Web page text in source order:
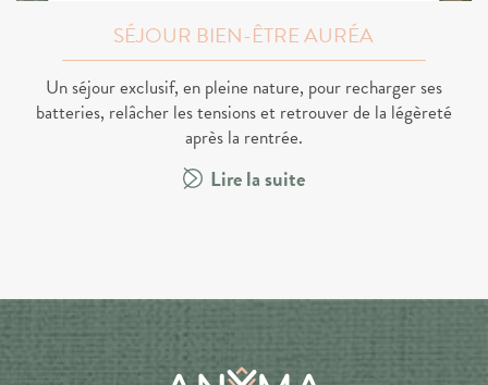
SÉJOUR BIEN-ÊTRE AURÉA
Un séjour exclusif, en pleine nature, pour recharger ses
batteries, relâcher les tensions et retrouver de la légèreté
après la rentrée.
Lire la suite